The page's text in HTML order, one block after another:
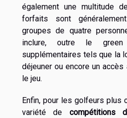
également une multitude
forfaits sont
groupes de quatre
inclure, outre le
supplémentaires tels que la
déjeuner ou encore un
le jeu.
Enfin, pour les golfeurs
variété de compétitions